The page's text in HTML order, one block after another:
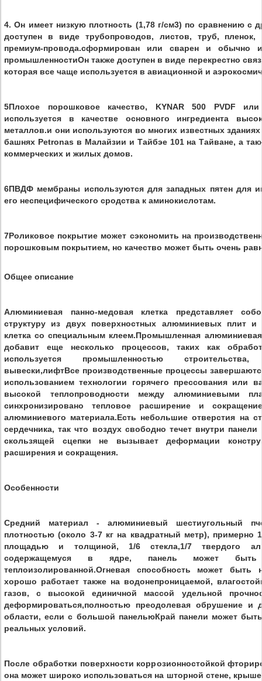
4. Он имеет низкую плотность (1,78 г/см3) по сравнению с
доступен в виде трубопроводов, листов, труб,
премиум-провода.сформирован или сварен и обычно
промышленностиОн также доступен в виде перекрестно
которая все чаще используется в авиационной и
5Плохое порошковое качество, KYNAR 500 PVDF
используется в качестве основного ингредиента
металлов.и они используются во многих известных
башнях Petronas в Малайзии и Тайбэе 101 на Тайване, а
коммерческих и жилых домов.
6ПВДФ мембраны используются для западных пятен для
его неспецифического сродства к аминокислотам.
7Роликовое покрытие может сэкономить на
порошковым покрытием, но качество может быть очень
Общее описание
Алюминиевая панно-медовая клетка представляет
структуру из двух поверхностных алюминиевых плит и
клетка со специальным клеем.Промышленная
добавит еще несколько процессов, таких как
используется промышленностью
вывески,лифтВсе производственные процессы
использованием технологии горячего прессования или
высокой теплопроводности между алюминиевыми
синхронизировано тепловое расширение и
алюминиевого материала.Есть небольшие отверстия на
сердечника, так что воздух свободно течет внутри
скользящей сцепки не вызывает деформации
расширения и сокращения.
Особенности
Средний материал - алюминиевый шестиугольный
плотностью (около 3-7 кг на квадратный метр), примерно
площадью и толщиной, 1/6 стекла,1/7 твердого
содержащемуся в ядре, панель может быть
теплоизолированной.Огневая способность может
хорошо работает также на водонепроницаемой,
газов, с высокой единичной массой удельной
деформироваться,полностью преодолевая обрушение и
области, если с большой панельюКрай панели может
реальных условий.
После обработки поверхности коррозионностойкой
она может широко использоваться на шторной стене,